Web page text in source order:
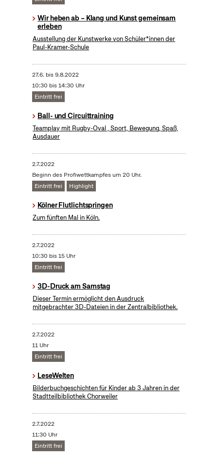
Wir heben ab – Klang und Kunst gemeinsam
erleben
Ausstellung der Kunstwerke von Schüler*innen der
Paul-Kramer-Schule
27.6. bis9.8.2022
10:30 bis 14:30 Uhr
Eintritt frei
Ball- und Circuittraining
Teamplay mit Rugby-Oval , Sport, Bewegung, Spaß,
Ausdauer
2.7.2022
Beginn des Profiwettkampfes um 20 Uhr.
Eintritt frei
Highlight
Kölner Flutlichtspringen
Zum fünften Mal in Köln.
2.7.2022
10:30 bis 15 Uhr
Eintritt frei
3D-Druck am Samstag
Dieser Termin ermöglicht den Ausdruck
mitgebrachter 3D-Dateien in der Zentralbibliothek.
2.7.2022
11 Uhr
Eintritt frei
LeseWelten
Bilderbuchgeschichten für Kinder ab 3 Jahren in der
Stadtteilbibliothek Chorweiler
2.7.2022
11:30 Uhr
Eintritt frei